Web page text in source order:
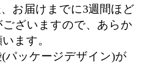
お届けまでに3週間ほど
ざいますので、あらか
ます。
パッケージデザイン)が